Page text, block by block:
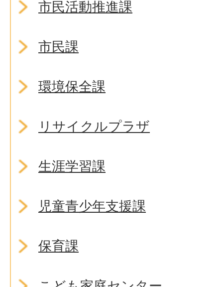
市民活動推進課
市民課
環境保全課
リサイクルプラザ
生涯学習課
児童青少年支援課
保育課